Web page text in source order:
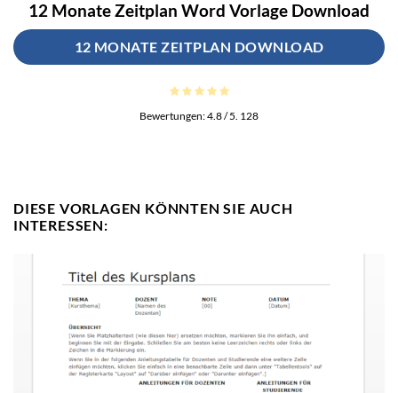
12 Monate Zeitplan Word Vorlage Download
12 MONATE ZEITPLAN DOWNLOAD
Bewertungen:4.8/ 5. 128
DIESE VORLAGEN KÖNNTEN SIE AUCH
INTERESSEN: